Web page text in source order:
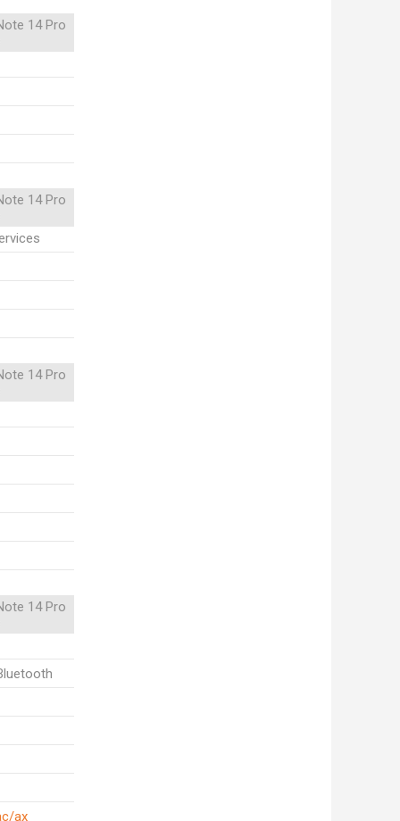
14 Pro
14 Pro
14 Pro
14 Pro
ax